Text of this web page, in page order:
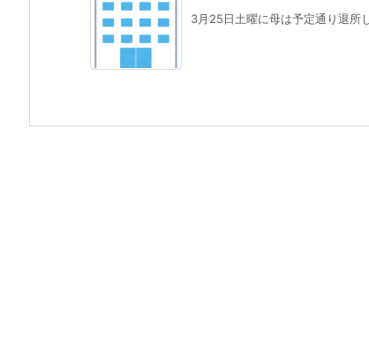
3月25日土曜に母は予定通り退所